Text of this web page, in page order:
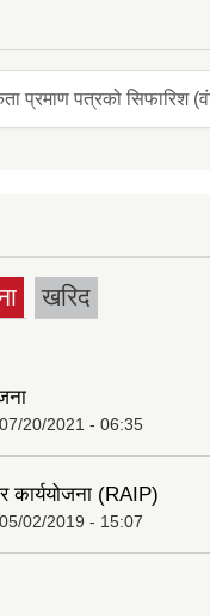
प्रमाण पत्रको सिफारिश
खरिद
07/20/2021 - 06:35
कार्ययोजना (RAIP)
05/02/2019 - 15:07